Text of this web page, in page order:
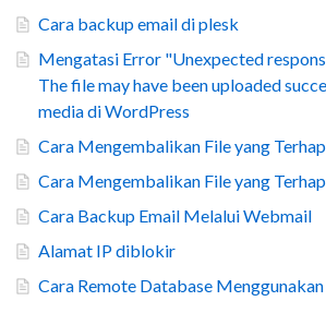
Cara backup email di plesk
Mengatasi Error "Unexpected
The file may have been uploaded
media di WordPress
Cara Mengembalikan File yang
Cara Mengembalikan File yang
Cara Backup Email Melalui Webmail
Alamat IP diblokir
Cara Remote Database Menggunakan